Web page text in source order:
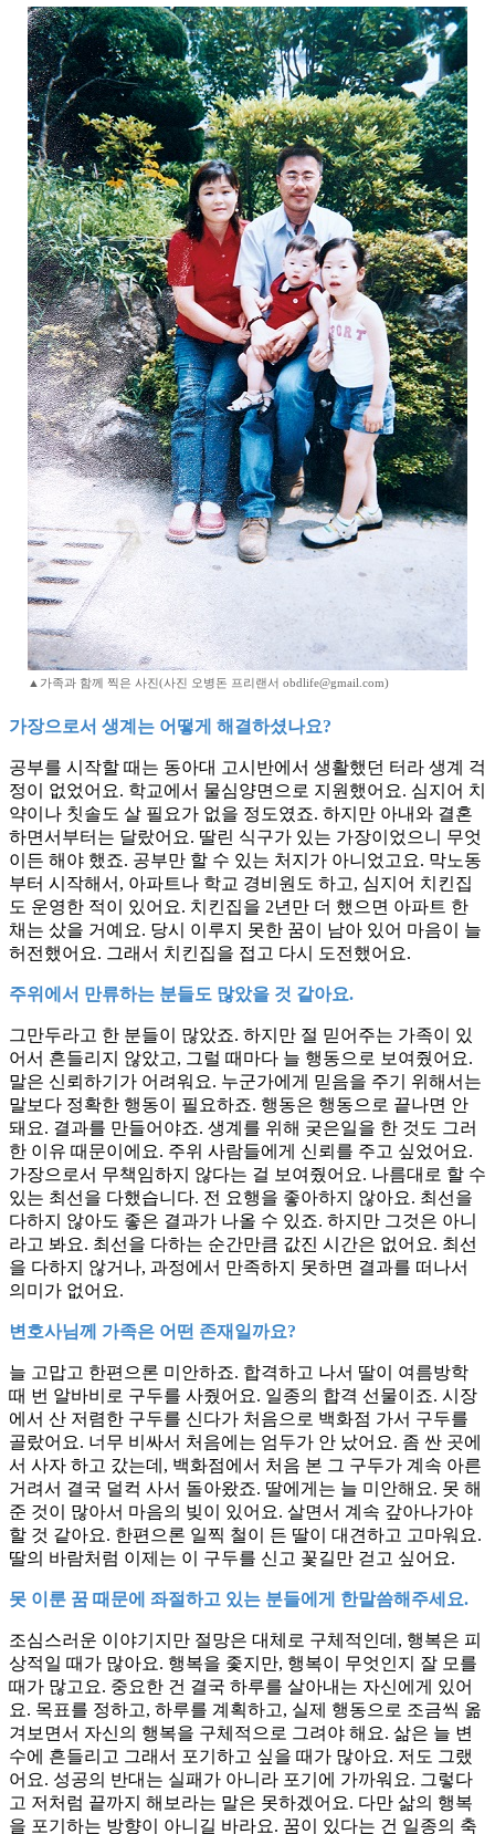
▲가족과 함께 찍은 사진(사진 오병돈 프리랜서 obdlife@gmail.com)
가장으로서 생계는 어떻게 해결하셨나요?
공부를 시작할 때는 동아대 고시반에서 생활했던 터라 생계 걱
정이 없었어요. 학교에서 물심양면으로 지원했어요. 심지어 치
약이나 칫솔도 살 필요가 없을 정도였죠. 하지만 아내와 결혼
하면서부터는 달랐어요. 딸린 식구가 있는 가장이었으니 무엇
이든 해야 했죠. 공부만 할 수 있는 처지가 아니었고요. 막노동
부터 시작해서, 아파트나 학교 경비원도 하고, 심지어 치킨집
도 운영한 적이 있어요. 치킨집을 2년만 더 했으면 아파트 한
채는 샀을 거예요. 당시 이루지 못한 꿈이 남아 있어 마음이 늘
허전했어요. 그래서 치킨집을 접고 다시 도전했어요.
주위에서 만류하는 분들도 많았을 것 같아요.
그만두라고 한 분들이 많았죠. 하지만 절 믿어주는 가족이 있
어서 흔들리지 않았고, 그럴 때마다 늘 행동으로 보여줬어요.
말은 신뢰하기가 어려워요. 누군가에게 믿음을 주기 위해서는
말보다 정확한 행동이 필요하죠. 행동은 행동으로 끝나면 안
돼요. 결과를 만들어야죠. 생계를 위해 궂은일을 한 것도 그러
한 이유 때문이에요. 주위 사람들에게 신뢰를 주고 싶었어요.
가장으로서 무책임하지 않다는 걸 보여줬어요. 나름대로 할 수
있는 최선을 다했습니다. 전 요행을 좋아하지 않아요. 최선을
다하지 않아도 좋은 결과가 나올 수 있죠. 하지만 그것은 아니
라고 봐요. 최선을 다하는 순간만큼 값진 시간은 없어요. 최선
을 다하지 않거나, 과정에서 만족하지 못하면 결과를 떠나서
의미가 없어요.
변호사님께 가족은 어떤 존재일까요?
늘 고맙고 한편으론 미안하죠. 합격하고 나서 딸이 여름방학
때 번 알바비로 구두를 사줬어요. 일종의 합격 선물이죠. 시장
에서 산 저렴한 구두를 신다가 처음으로 백화점 가서 구두를
골랐어요. 너무 비싸서 처음에는 엄두가 안 났어요. 좀 싼 곳에
서 사자 하고 갔는데, 백화점에서 처음 본 그 구두가 계속 아른
거려서 결국 덜컥 사서 돌아왔죠. 딸에게는 늘 미안해요. 못 해
준 것이 많아서 마음의 빚이 있어요. 살면서 계속 갚아나가야
할 것 같아요. 한편으론 일찍 철이 든 딸이 대견하고 고마워요.
딸의 바람처럼 이제는 이 구두를 신고 꽃길만 걷고 싶어요.
못 이룬 꿈 때문에 좌절하고 있는 분들에게 한말씀해주세요.
조심스러운 이야기지만 절망은 대체로 구체적인데, 행복은 피
상적일 때가 많아요. 행복을 좇지만, 행복이 무엇인지 잘 모를
때가 많고요. 중요한 건 결국 하루를 살아내는 자신에게 있어
요. 목표를 정하고, 하루를 계획하고, 실제 행동으로 조금씩 옮
겨보면서 자신의 행복을 구체적으로 그려야 해요. 삶은 늘 변
수에 흔들리고 그래서 포기하고 싶을 때가 많아요. 저도 그랬
어요. 성공의 반대는 실패가 아니라 포기에 가까워요. 그렇다
고 저처럼 끝까지 해보라는 말은 못하겠어요. 다만 삶의 행복
을 포기하는 방향이 아니길 바라요. 꿈이 있다는 건 일종의 축